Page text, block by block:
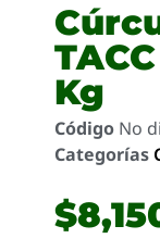
Kg
Código No
Categorías
$